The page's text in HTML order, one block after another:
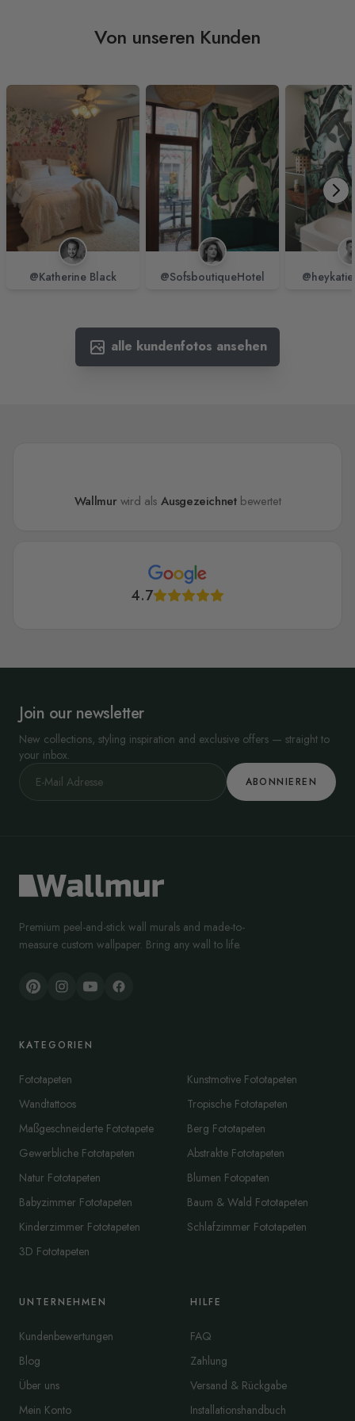
Von unseren Kunden
@Katherine Black @SofsboutiqueHotel
alle kundenfotos ansehen
Wallmur wird alsAusgezeichnetbewertet
4.7
Join our newsletter
New collections, styling inspiration and exclusive offers — straight to
your inbox.
ABONNIEREN
Premium peel-and-stick wall murals and made-to-
measure custom wallpaper. Bring any wall to life.
KATEGORIEN
Fototapeten
Wandtattoos
Maßgeschneiderte Fototapete
Gewerbliche Fototapeten
Natur Fototapeten
Babyzimmer Fototapeten
Kinderzimmer Fototapeten
3D Fototapeten
Kunstmotive Fototapeten
Tropische Fototapeten
Berg Fototapeten
Abstrakte Fototapeten
Blumen Fotopaten
Baum & Wald Fototapeten
Schlafzimmer Fototapeten
UNTERNEHMEN
Kundenbewertungen
Blog
Über uns
Mein Konto
HILFE
FAQ
Zahlung
Versand & Rückgabe
Installationshandbuch